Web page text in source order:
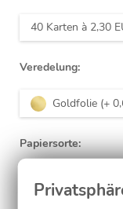
40 Karten à 2,30
Veredelung:
Goldfolie (+
Papiersorte: